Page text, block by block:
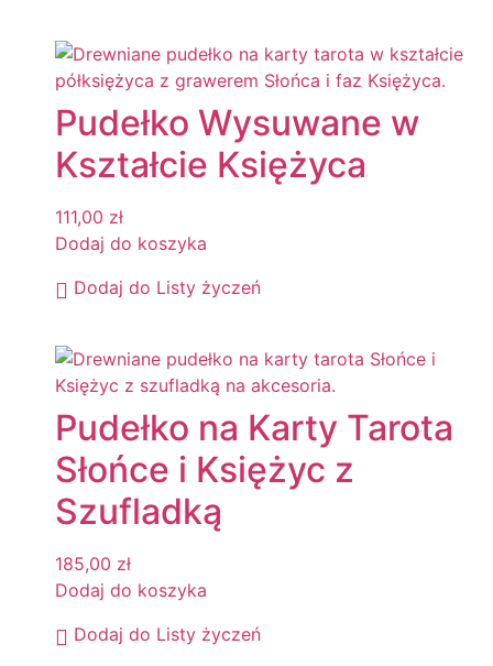
Pudełko Wysuwane w
Kształcie Księżyca
111,00 zł
Dodaj do koszyka
Dodaj do Listy życzeń
Pudełko na Karty Tarota
Słońce i Księżyc z
Szufladką
185,00 zł
Dodaj do koszyka
Dodaj do Listy życzeń